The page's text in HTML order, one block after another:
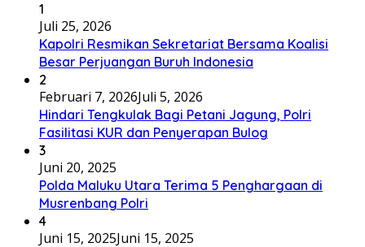
1
Juli 25, 2026
Kapolri Resmikan Sekretariat Bersama Koalisi
Besar Perjuangan Buruh Indonesia
2
Februari 7, 2026Juli 5, 2026
Hindari Tengkulak Bagi Petani Jagung, Polri
Fasilitasi KUR dan Penyerapan Bulog
3
Juni 20, 2025
Polda Maluku Utara Terima 5 Penghargaan di
Musrenbang Polri
4
Juni 15, 2025Juni 15, 2025